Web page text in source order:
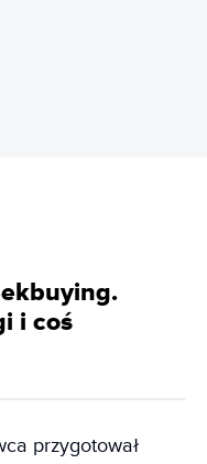
i coś
przygotował